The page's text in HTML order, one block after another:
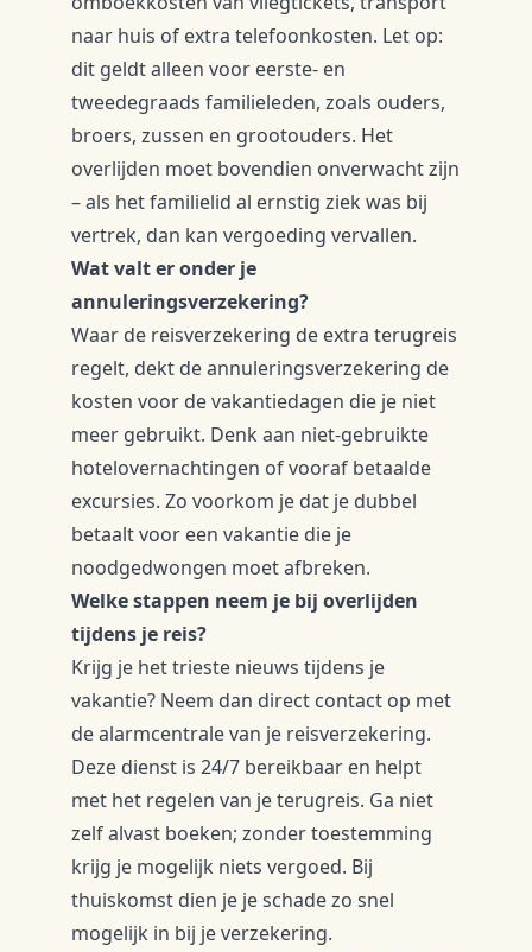
naar huis of extra telefoonkosten. Let op:
dit geldt alleen voor eerste- en
tweedegraads familieleden, zoals ouders,
broers, zussen en grootouders. Het
overlijden moet bovendien onverwacht zijn
– als het familielid al ernstig ziek was bij
vertrek, dan kan vergoeding vervallen.
Wat valt er onder je
annuleringsverzekering?
Waar de reisverzekering de extra terugreis
regelt, dekt de annuleringsverzekering de
kosten voor de vakantiedagen die je niet
meer gebruikt. Denk aan niet-gebruikte
hotelovernachtingen of vooraf betaalde
excursies. Zo voorkom je dat je dubbel
betaalt voor een vakantie die je
noodgedwongen moet afbreken.
Welke stappen neem je bij overlijden
tijdens je reis?
Krijg je het trieste nieuws tijdens je
vakantie? Neem dan direct contact op met
de alarmcentrale van je reisverzekering.
Deze dienst is 24/7 bereikbaar en helpt
met het regelen van je terugreis. Ga niet
zelf alvast boeken; zonder toestemming
krijg je mogelijk niets vergoed. Bij
thuiskomst dien je je schade zo snel
mogelijk in bij je verzekering.